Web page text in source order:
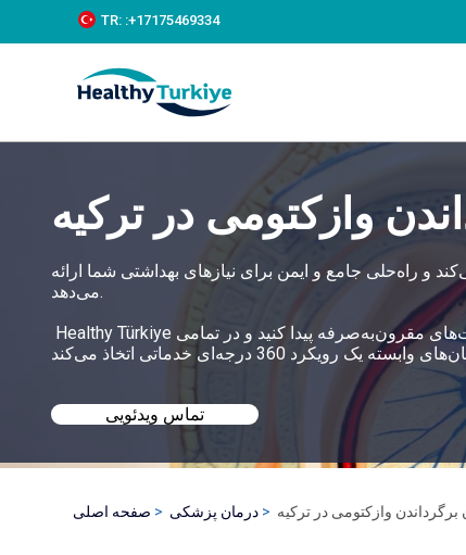
k
c
TR: :+‪17175469334‬
وازکتومی در ترکیه
و راه‌حلی جامع و ایمن برای نیازهای بهداشتی شما ارائه
می‌دهد.
Healthy Türkiye به شما کمک می‌کند تا بهترین درمان برگرداندن وازکتومی در ترکیه را با قیمت‌های مقرون‌به‌صرفه پیدا کنید و در تمامی
تماس ویدئویی
صفحه اصلی درمان پزشکی برگرداندن وازکتومی در ترکیه